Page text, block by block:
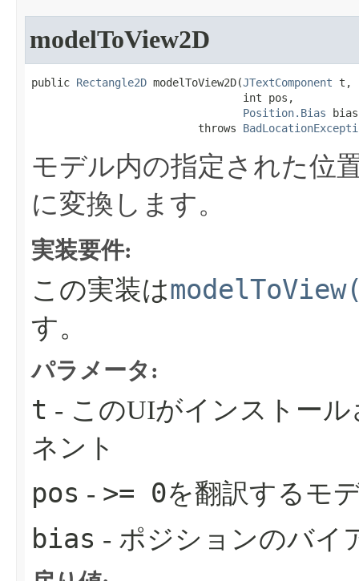
modelToView2D
public Rectangle2D modelToView2D​(JTextComponent t,
                                 int pos,
Position.Bias
                          throws
モデル内の指定された位
に変換します。
実装要件:
この実装は
す。
パラメータ:
t - このUIがインストー
ネント
pos - >= 0を翻訳するモ
bias - ポジションのバイ